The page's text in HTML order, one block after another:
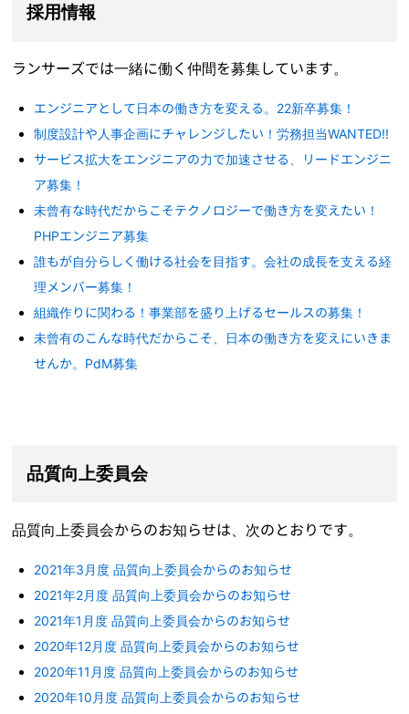
採用情報
ランサーズでは一緒に働く仲間を募集しています。
エンジニアとして日本の働き方を変える。22新卒募集！
制度設計や人事企画にチャレンジしたい！労務担当WANTED!!
サービス拡大をエンジニアの力で加速させる、リードエンジニ
ア募集！
未曾有な時代だからこそテクノロジーで働き方を変えたい！
PHPエンジニア募集
誰もが自分らしく働ける社会を目指す。会社の成長を支える経
理メンバー募集！
組織作りに関わる！事業部を盛り上げるセールスの募集！
未曾有のこんな時代だからこそ、日本の働き方を変えにいきま
せんか。PdM募集
品質向上委員会
品質向上委員会からのお知らせは、次のとおりです。
2021年3月度 品質向上委員会からのお知らせ
2021年2月度 品質向上委員会からのお知らせ
2021年1月度 品質向上委員会からのお知らせ
2020年12月度 品質向上委員会からのお知らせ
2020年11月度 品質向上委員会からのお知らせ
2020年10月度 品質向上委員会からのお知らせ